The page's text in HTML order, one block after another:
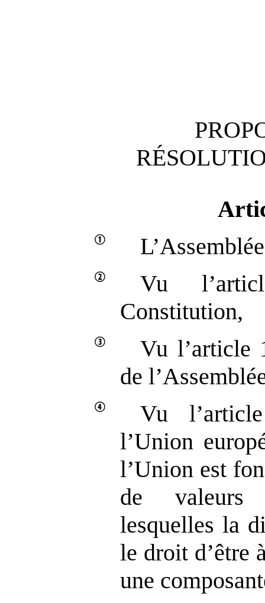
Vu
Constitution,
Vu l’article
de
Vu
l’Union
l’Union est
de valeurs
lesquelles la
le droit d’être
une